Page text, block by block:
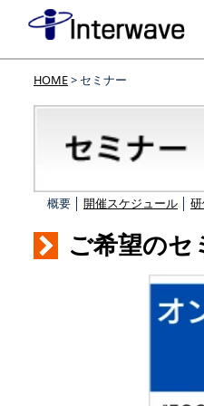
HOME> セミナー
概要 │ 開催スケジュール
ご希望のセ